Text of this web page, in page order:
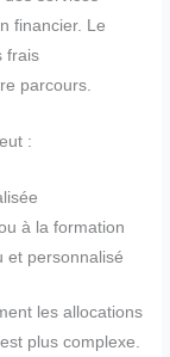
financier. Le
frais
parcours.
:
à la formation
et personnalisé
les allocations
plus complexe.